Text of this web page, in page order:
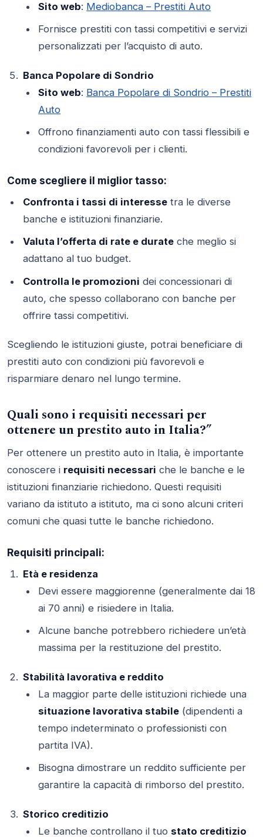
Sito web: Mediobanca – Prestiti Auto
Fornisce prestiti con tassi competitivi e servizi
personalizzati per l’acquisto di auto.
Banca Popolare di Sondrio
Sito web: Banca Popolare di Sondrio – Prestiti
Auto
Offrono finanziamenti auto con tassi flessibili e
condizioni favorevoli per i clienti.
Come scegliere il miglior tasso:
Confronta i tassi di interessetra le diverse
banche e istituzioni finanziarie.
Valuta l’offerta di rate e durateche meglio si
adattano al tuo budget.
Controlla le promozioni dei concessionari di
auto, che spesso collaborano con banche per
offrire tassi competitivi.
Scegliendo le istituzioni giuste, potrai beneficiare di
prestiti auto con condizioni più favorevoli e
risparmiare denaro nel lungo termine.
Quali sono i requisiti necessari per
ottenere un prestito auto in Italia?”
Per ottenere un prestito auto in Italia, è importante
conoscere i requisiti necessari che le banche e le
istituzioni finanziarie richiedono. Questi requisiti
variano da istituto a istituto, ma ci sono alcuni criteri
comuni che quasi tutte le banche richiedono.
Requisiti principali:
Età e residenza
Devi essere maggiorenne (generalmente dai 18
ai 70 anni) e risiedere in Italia.
Alcune banche potrebbero richiedere un’età
massima per la restituzione del prestito.
Stabilità lavorativa e reddito
La maggior parte delle istituzioni richiede una
situazione lavorativa stabile (dipendenti a
tempo indeterminato o professionisti con
partita IVA).
Bisogna dimostrare un reddito sufficiente per
garantire la capacità di rimborso del prestito.
Storico creditizio
Le banche controllano il tuo stato creditizio